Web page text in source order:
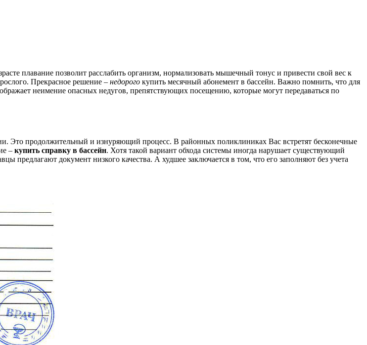
плавание позволит расслабить организм, нормализовать мышечный тонус и привести свой вес к
Прекрасное решение – недорого купить месячный абонемент в бассейн. Важно помнить, что для
неимение опасных недугов, препятствующих посещению, которые могут передаваться по
Это продолжительный и изнуряющий процесс. В районных поликлиниках Вас встретят бесконечные
– купить справку в бассейн. Хотя такой вариант обхода системы иногда нарушает существующий
предлагают документ низкого качества. А худшее заключается в том, что его заполняют без учета